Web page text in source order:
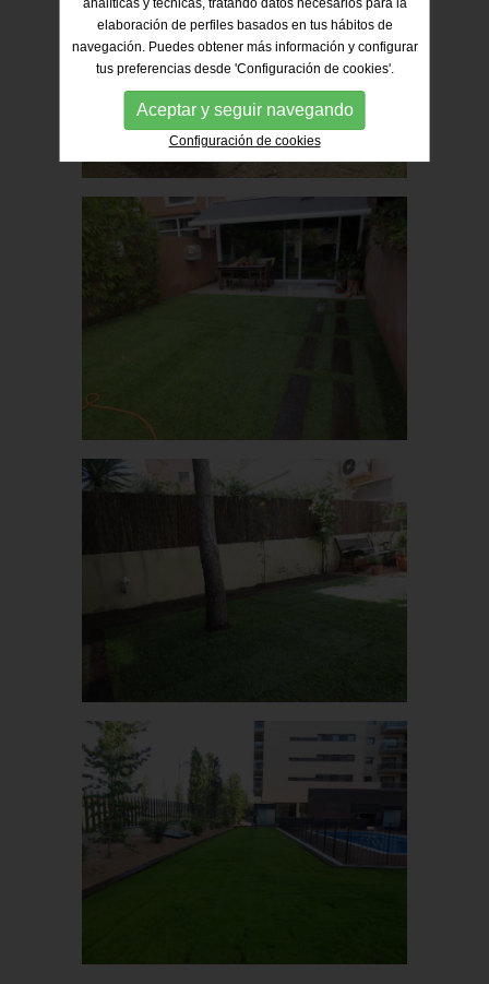
analíticas y técnicas, tratando datos necesarios para la
elaboración de perfiles basados en tus hábitos de
navegación. Puedes obtener más información y configurar
tus preferencias desde 'Configuración de cookies'.
Aceptar y seguir navegando
Configuración de cookies